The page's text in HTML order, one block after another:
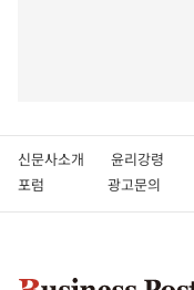
신문사소개 윤리강령
포럼
광고문의